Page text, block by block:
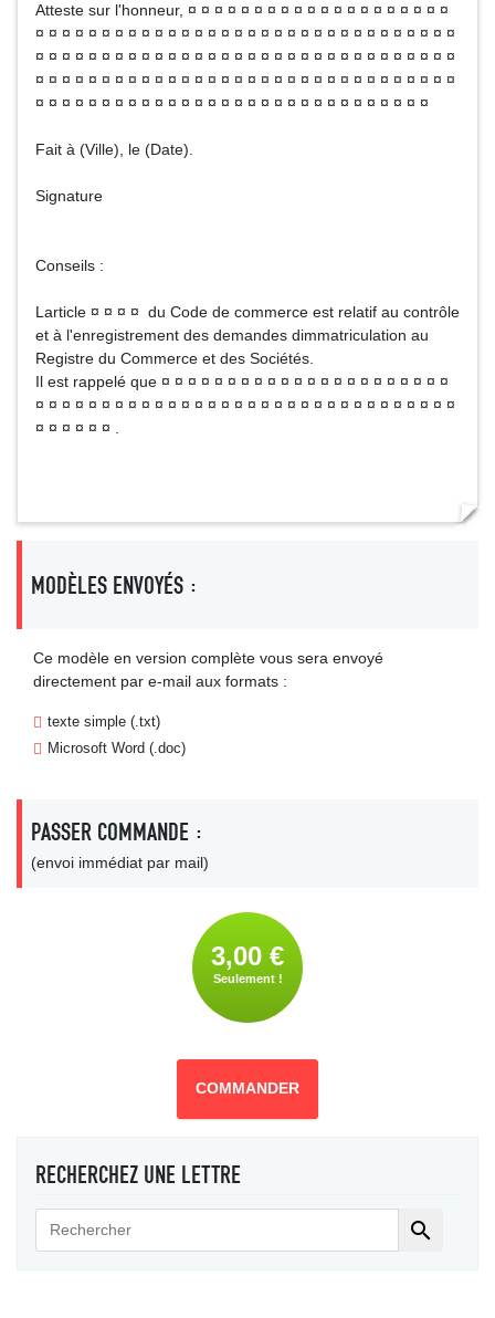
Atteste sur l'honneur, ¤ ¤ ¤ ¤ ¤ ¤ ¤ ¤ ¤ ¤ ¤ ¤ ¤ ¤ ¤ ¤ ¤ ¤ ¤ ¤
¤ ¤ ¤ ¤ ¤ ¤ ¤ ¤ ¤ ¤ ¤ ¤ ¤ ¤ ¤ ¤ ¤ ¤ ¤ ¤ ¤ ¤ ¤ ¤ ¤ ¤ ¤ ¤ ¤ ¤ ¤ ¤
¤ ¤ ¤ ¤ ¤ ¤ ¤ ¤ ¤ ¤ ¤ ¤ ¤ ¤ ¤ ¤ ¤ ¤ ¤ ¤ ¤ ¤ ¤ ¤ ¤ ¤ ¤ ¤ ¤ ¤ ¤ ¤
¤ ¤ ¤ ¤ ¤ ¤ ¤ ¤ ¤ ¤ ¤ ¤ ¤ ¤ ¤ ¤ ¤ ¤ ¤ ¤ ¤ ¤ ¤ ¤ ¤ ¤ ¤ ¤ ¤ ¤ ¤ ¤
¤ ¤ ¤ ¤ ¤ ¤ ¤ ¤ ¤ ¤ ¤ ¤ ¤ ¤ ¤ ¤ ¤ ¤ ¤ ¤ ¤ ¤ ¤ ¤ ¤ ¤ ¤ ¤ ¤ ¤
Fait à (Ville), le (Date).
Signature
Conseils :
Larticle ¤ ¤ ¤ ¤ du Code de commerce est relatif au contrôle
et à l'enregistrement des demandes dimmatriculation au
Registre du Commerce et des Sociétés.
Il est rappelé que ¤ ¤ ¤ ¤ ¤ ¤ ¤ ¤ ¤ ¤ ¤ ¤ ¤ ¤ ¤ ¤ ¤ ¤ ¤ ¤ ¤ ¤
¤ ¤ ¤ ¤ ¤ ¤ ¤ ¤ ¤ ¤ ¤ ¤ ¤ ¤ ¤ ¤ ¤ ¤ ¤ ¤ ¤ ¤ ¤ ¤ ¤ ¤ ¤ ¤ ¤ ¤ ¤ ¤
¤ ¤ ¤ ¤ ¤ ¤ .
MODÈLES ENVOYÉS :
Ce modèle en version complète vous sera envoyé
directement par e-mail aux formats :
texte simple (.txt)
Microsoft Word (.doc)
PASSER COMMANDE :
(envoi immédiat par mail)
3,00 €
Seulement !
COMMANDER
RECHERCHEZ UNE LETTRE
